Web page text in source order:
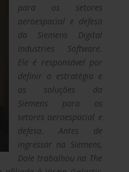
para os setores
aeroespacial e defesa
da Siemens Digital
Industries Software.
Ele é responsável por
definir a estratégia e
as soluções da
Siemens para os
setores aeroespacial e
defesa. Antes de
ingressar na Siemens,
Dale trabalhou na The